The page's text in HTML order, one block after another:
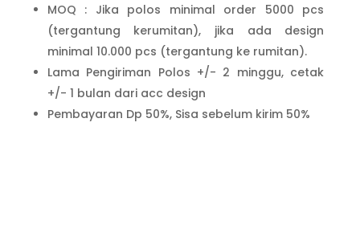
MOQ : Jika polos minimal order 5000 pcs
(tergantung kerumitan), jika ada design
minimal 10.000 pcs (tergantung ke rumitan).
Lama Pengiriman Polos +/- 2 minggu, cetak
+/- 1 bulan dari acc design
Pembayaran Dp 50%, Sisa sebelum kirim 50%